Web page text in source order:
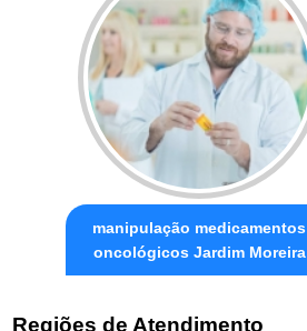
manipulação medicamentos
oncológicos Jardim Moreira
Regiões de Atendimento